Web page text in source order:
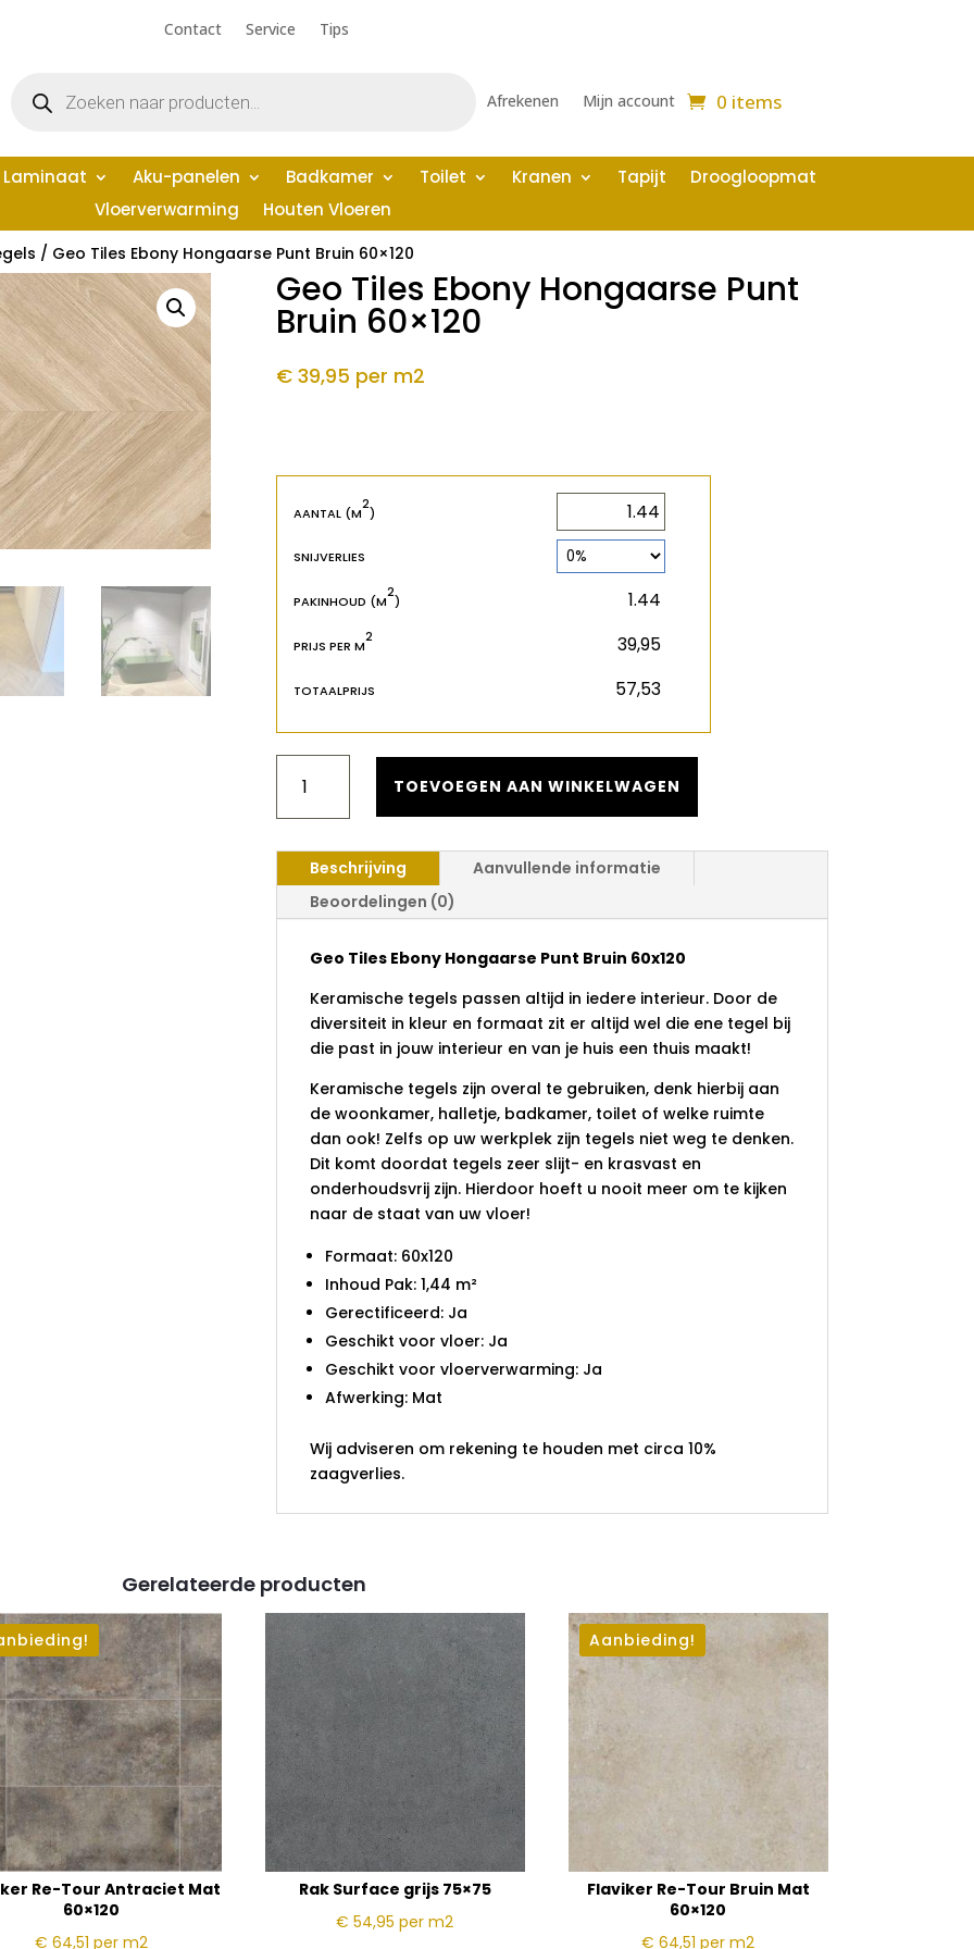
Contact Service Tips
zoeken Afrekenen Mijn account 0 items
Laminaat Aku-panelen Badkamer Toilet Kranen Tapijt
Droogloopmat
Vloerverwarming
Houten Vloeren
/ Geo Tiles Ebony Hongaarse Punt Bruin 60×120
Geo Tiles Ebony Hongaarse Punt
Bruin 60×120
€ 39,95 per m2
AANTAL (M
2
)
SNIJVERLIES
PAKINHOUD (M
2
)
PRIJS PER M
2
TOTAALPRIJS
TILES
HONGAARSE
60X120
AANTAL
TOEVOEGEN AAN WINKELWAGEN
Beschrijving
Aanvullende informatie
Beoordelingen (0)
Geo Tiles Ebony Hongaarse Punt Bruin 60x120
Keramische tegels passen altijd in iedere interieur. Door de
diversiteit in kleur en formaat zit er altijd wel die ene tegel bij
die past in jouw interieur en van je huis een thuis maakt!
Keramische tegels zijn overal te gebruiken, denk hierbij aan
de woonkamer, halletje, badkamer, toilet of welke ruimte
dan ook! Zelfs op uw werkplek zijn tegels niet weg te denken.
Dit komt doordat tegels zeer slijt- en krasvast en
onderhoudsvrij zijn. Hierdoor hoeft u nooit meer om te kijken
naar de staat van uw vloer!
Formaat: 60x120
Inhoud Pak: 1,44 m²
Gerectificeerd: Ja
Geschikt voor vloer: Ja
Geschikt voor vloerverwarming: Ja
Afwerking: Mat
Wij adviseren om rekening te houden met circa 10%
zaagverlies.
Gerelateerde producten
Re-Tour Antraciet Mat
60×120
€ 64,51per m2
Rak Surface grijs 75×75
€ 54,95per m2
Aanbieding!
Flaviker Re-Tour Bruin Mat
60×120
€ 64,51per m2